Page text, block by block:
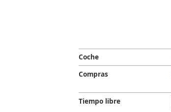
Coche
Compras
Tiempo libre